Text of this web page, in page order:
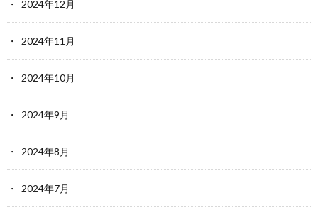
2024年12月
2024年11月
2024年10月
2024年9月
2024年8月
2024年7月